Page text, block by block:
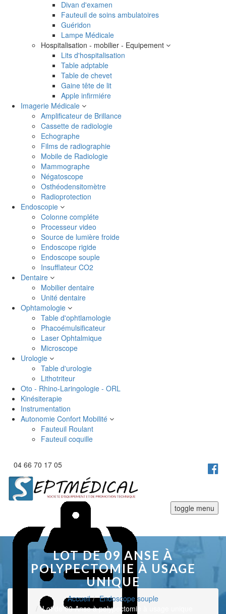
Divan d'examen
Fauteuil de soins ambulatoires
Guéridon
Lampe Médicale
Hospitalisation - mobilier - Equipement
Lits d'hospitalisation
Table adptable
Table de chevet
Gaine tête de lit
Apple infirmiére
Imagerie Médicale
Amplificateur de Brillance
Cassette de radiologie
Echographe
Films de radiographie
Mobile de Radiologie
Mammographe
Négatoscope
Osthéodensitomètre
Radioprotection
Endoscopie
Colonne compléte
Processeur video
Source de lumière froide
Endoscope rigide
Endoscope souple
Insufflateur CO2
Dentaire
Mobilier dentaire
Unité dentaire
Ophtamologie
Table d'ophtlamologie
Phacoémulsificateur
Laser Ophtalmique
Microscope
Urologie
Table d'urologie
Lithotriteur
Oto - Rhino-Laringologie - ORL
Kinésiterapie
Instrumentation
Autonomie Confort Mobilité
Fauteuil Roulant
Fauteuil coquille
04 66 70 17 05
toggle menu
LOT DE 09 ANSE À
POLYPECTOMIE À USAGE
UNIQUE
Accueil
Endoscope souple
Lot de 09 Anse à polypectomie à usage unique